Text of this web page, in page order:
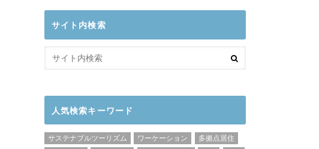
サイト内検索
人気検索キーワード
サステナブルツーリズム ワーケーション
多拠点居住